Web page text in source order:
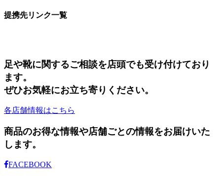
提携先リンク一覧
足や靴に関するご相談を店頭でも受け付けており
ます。
ぜひお気軽にお立ち寄りください。
各店舗情報はこちら
商品のお得な情報や店舗ごとの情報をお届けいた
します。
FACEBOOK